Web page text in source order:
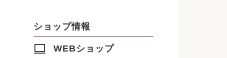
ショップ情報
WEBショップ